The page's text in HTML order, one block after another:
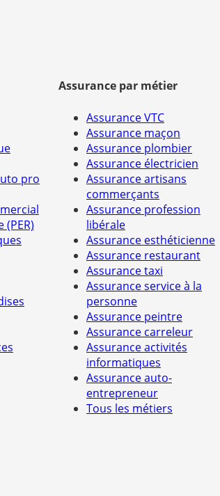
pro
Assurance par métier
Assurance VTC
Assurance maçon
Assurance plombier
Assurance électricien
Assurance artisans
commerçants
Assurance profession
libérale
Assurance esthéticienne
Assurance restaurant
Assurance taxi
Assurance service à la
personne
Assurance peintre
Assurance carreleur
Assurance activités
informatiques
Assurance auto-
entrepreneur
Tous les métiers